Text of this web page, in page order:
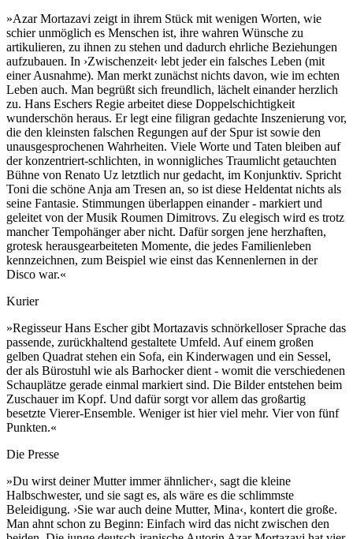
»Azar Mortazavi zeigt in ihrem Stück mit wenigen Worten, wie
schier unmöglich es Menschen ist, ihre wahren Wünsche zu
artikulieren, zu ihnen zu stehen und dadurch ehrliche Beziehungen
aufzubauen. In ›Zwischenzeit‹ lebt jeder ein falsches Leben (mit
einer Ausnahme). Man merkt zunächst nichts davon, wie im echten
Leben auch. Man begrüßt sich freundlich, lächelt einander herzlich
zu. Hans Eschers Regie arbeitet diese Doppelschichtigkeit
wunderschön heraus. Er legt eine filigran gedachte Inszenierung vor,
die den kleinsten falschen Regungen auf der Spur ist sowie den
unausgesprochenen Wahrheiten. Viele Worte und Taten bleiben auf
der konzentriert-schlichten, in wonnigliches Traumlicht getauchten
Bühne von Renato Uz letztlich nur gedacht, im Konjunktiv. Spricht
Toni die schöne Anja am Tresen an, so ist diese Heldentat nichts als
seine Fantasie. Stimmungen überlappen einander - markiert und
geleitet von der Musik Roumen Dimitrovs. Zu elegisch wird es trotz
mancher Tempohänger aber nicht. Dafür sorgen jene herzhaften,
grotesk herausgearbeiteten Momente, die jedes Familienleben
kennzeichnen, zum Beispiel wie einst das Kennenlernen in der
Disco war.«
Kurier
»Regisseur Hans Escher gibt Mortazavis schnörkelloser Sprache das
passende, zurückhaltend gestaltete Umfeld. Auf einem großen
gelben Quadrat stehen ein Sofa, ein Kinderwagen und ein Sessel,
der als Bürostuhl wie als Barhocker dient - womit die verschiedenen
Schauplätze gerade einmal markiert sind. Die Bilder entstehen beim
Zuschauer im Kopf. Und dafür sorgt vor allem das großartig
besetzte Vierer-Ensemble. Weniger ist hier viel mehr. Vier von fünf
Punkten.«
Die Presse
»Du wirst deiner Mutter immer ähnlicher‹, sagt die kleine
Halbschwester, und sie sagt es, als wäre es die schlimmste
Beleidigung. ›Sie war auch deine Mutter, Mina‹, kontert die große.
Man ahnt schon zu Beginn: Einfach wird das nicht zwischen den